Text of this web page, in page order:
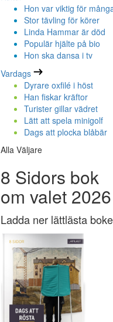
Hon var viktig för
Stor tävling för körer
Linda Hammar är död
Populär hjälte på bio
Hon ska dansa i tv
Vardags
Dyrare oxfilé i höst
Han fiskar kräftor
Turister gillar vädret
Lätt att spela minigolf
Dags att plocka blåbär
Alla Väljare
8 Sidors bok
om valet 2026
Ladda ner lättlästa